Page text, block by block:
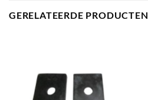
GERELATEERDE PRODUCTEN